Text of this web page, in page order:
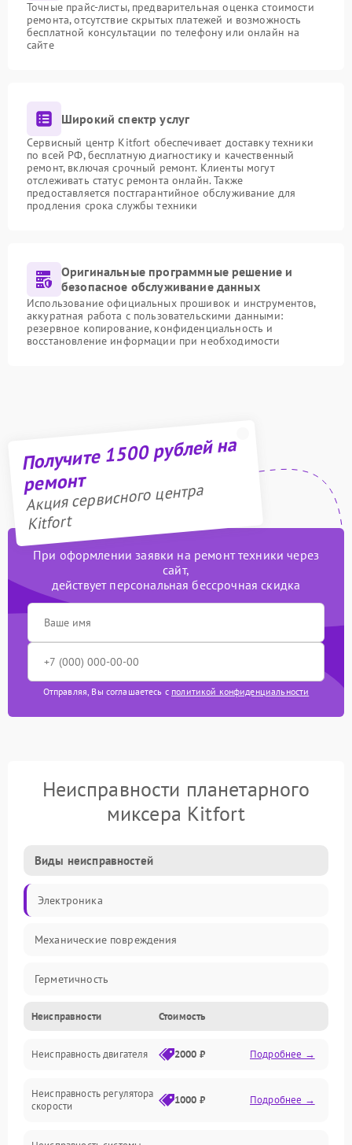
Точные прайс-листы, предварительная оценка стоимости
ремонта, отсутствие скрытых платежей и возможность
бесплатной консультации по телефону или онлайн на
сайте
Широкий спектр услуг
Сервисный центр Kitfort обеспечивает доставку техники
по всей РФ, бесплатную диагностику и качественный
ремонт, включая срочный ремонт. Клиенты могут
отслеживать статус ремонта онлайн. Также
предоставляется постгарантийное обслуживание для
продления срока службы техники
Оригинальные программные решение и
безопасное обслуживание данных
Использование официальных прошивок и инструментов,
аккуратная работа с пользовательскими данными:
резервное копирование, конфиденциальность и
восстановление информации при необходимости
Получите 1500 рублей на
ремонт
Акция сервисного центра
Kitfort
При оформлении заявки на ремонт техники через
сайт,
действует персональная бессрочная скидка
Отправляя, Вы соглашаетесь с политикой конфиденциальности
Неисправности планетарного
миксера Kitfort
Виды неисправностей
Электроника
Механические повреждения
Герметичность
Механика
Электропитание
Привод
Неисправности Стоимость
Неисправность двигателя 2000 ₽ Подробнее →
Неисправность регулятора
скорости
1000 ₽ Подробнее →